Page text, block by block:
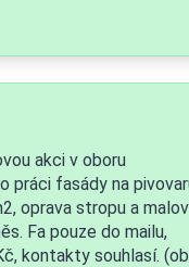
akci v oboru
práci fasády na
oprava stropu a
Fa pouze do mailu,
kontakty souhlasí.